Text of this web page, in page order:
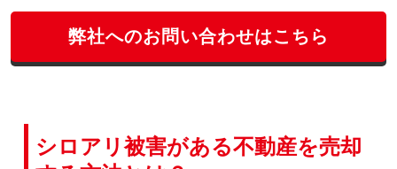
弊社へのお問い合わせはこちら
シロアリ被害がある不動産を売却